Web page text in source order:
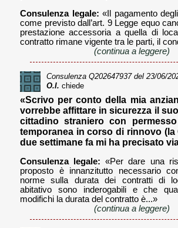
Consulenza legale: «Il pagamento
come previsto dall’art. 9 Legge equo
prestazione accessoria a quella di
contratto rimane vigente tra le parti, il
(continua a leggere)
Consulenza Q202647937del 23/06/
O.I. chiede
«Scrivo per conto della mia
vorrebbe affittare in sicurezza il
cittadino straniero con
temporanea in corso di rinnovo (la
due settimane fa mi ha precisato
Consulenza legale: «Per dare una
proposto è innanzitutto necessario
norme sulla durata dei contratti di
abitativo sono inderogabili e che
modifichi la durata del contratto è...»
(continua a leggere)